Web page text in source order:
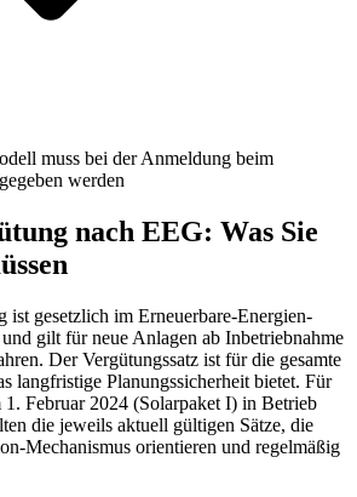
muss bei der Anmeldung beim
werden
nach EEG: Was Sie
ist gesetzlich im Erneuerbare-Energien-
gilt für neue Anlagen ab Inbetriebnahme
Der Vergütungssatz ist für die gesamte
langfristige Planungssicherheit bietet. Für
1. Februar 2024 (Solarpaket I) in Betrieb
die jeweils aktuell gültigen Sätze, die
Mechanismus orientieren und regelmäßig